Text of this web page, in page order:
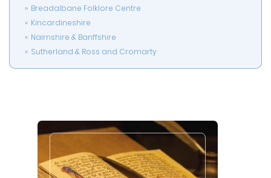
Breadalbane Folklore Centre
Kincardineshire
Nairnshire & Banffshire
Sutherland & Ross and Cromarty